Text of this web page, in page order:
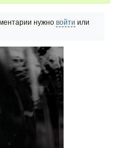
нужно войти или